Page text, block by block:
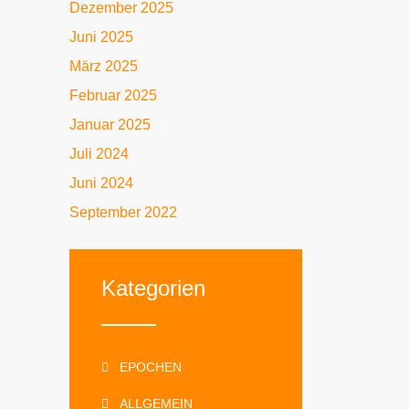
Dezember 2025
Juni 2025
März 2025
Februar 2025
Januar 2025
Juli 2024
Juni 2024
September 2022
Kategorien
EPOCHEN
ALLGEMEIN